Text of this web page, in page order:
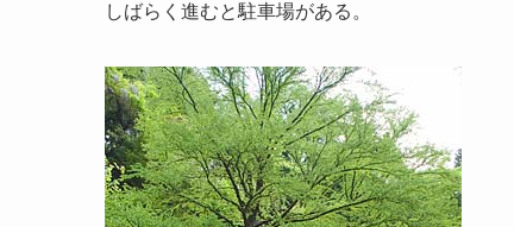
しばらく進むと駐車場がある。